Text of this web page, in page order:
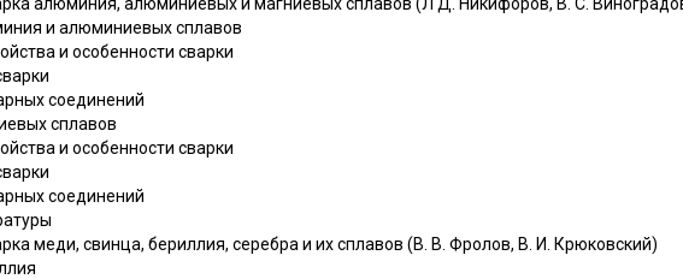
и алюминиевых сплавов
и особенности сварки
соединений
сплавов
и особенности сварки
соединений
меди, свинца, бериллия, серебра и их сплавов (В. В. Фролов, В. И. Крюковский)